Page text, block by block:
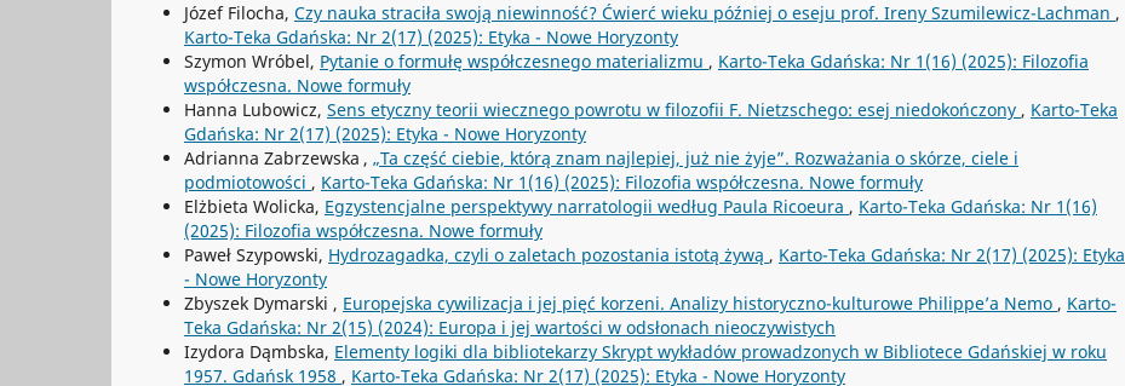
Józef Filocha, Czy nauka straciła swoją niewinność? Ćwierć wieku później o eseju prof. Ireny Szumilewicz-Lachman ,
Karto-Teka Gdańska: Nr 2(17) (2025): Etyka - Nowe Horyzonty
Szymon Wróbel, Pytanie o formułę współczesnego materializmu , Karto-Teka Gdańska: Nr 1(16) (2025): Filozofia
współczesna. Nowe formuły
Hanna Lubowicz, Sens etyczny teorii wiecznego powrotu w filozofii F. Nietzschego: esej niedokończony , Karto-Teka
Gdańska: Nr 2(17) (2025): Etyka - Nowe Horyzonty
Adrianna Zabrzewska , „Ta część ciebie, którą znam najlepiej, już nie żyje”. Rozważania o skórze, ciele i
podmiotowości , Karto-Teka Gdańska: Nr 1(16) (2025): Filozofia współczesna. Nowe formuły
Elżbieta Wolicka, Egzystencjalne perspektywy narratologii według Paula Ricoeura , Karto-Teka Gdańska: Nr 1(16)
(2025): Filozofia współczesna. Nowe formuły
Paweł Szypowski, Hydrozagadka, czyli o zaletach pozostania istotą żywą , Karto-Teka Gdańska: Nr 2(17) (2025): Etyka
- Nowe Horyzonty
Zbyszek Dymarski , Europejska cywilizacja i jej pięć korzeni. Analizy historyczno-kulturowe Philippe’a Nemo , Karto-
Teka Gdańska: Nr 2(15) (2024): Europa i jej wartości w odsłonach nieoczywistych
Izydora Dąmbska, Elementy logiki dla bibliotekarzy Skrypt wykładów prowadzonych w Bibliotece Gdańskiej w roku
1957. Gdańsk 1958 , Karto-Teka Gdańska: Nr 2(17) (2025): Etyka - Nowe Horyzonty